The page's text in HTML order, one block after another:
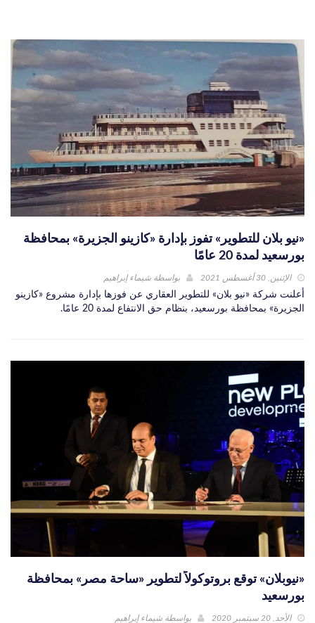
«نيو بلان للتطوير» تفوز بإدارة «كازينو الجزيرة» بمحافظة
بورسعيد لمدة 20 عامًا
الإثنين, 30 أغسطس 2021 بواسطة شيماء إبراهيم
أعلنت شركة «نيو بلان» للتطوير العقاري عن فوزها بإدارة مشروع «كازينو
الجزيرة» بمحافظة بورسعيد، بنظام حق الانتفاع لمدة 20 عامًا.
«نيوبلان» توقع بروتوكولاً لتطوير «ساحة مصر» بمحافظة
بورسعيد
الأحد, 20 سبتمبر 2020 بواسطة شيماء إبراهيم